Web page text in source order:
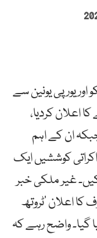
یورپی یونین سے
کا اعلان کردیا،
ان کے اہم
کوششیں ایک
غیر ملکی خبر
کا اعلان ’ٹروتھ
گیا۔ واضح رہے کہ